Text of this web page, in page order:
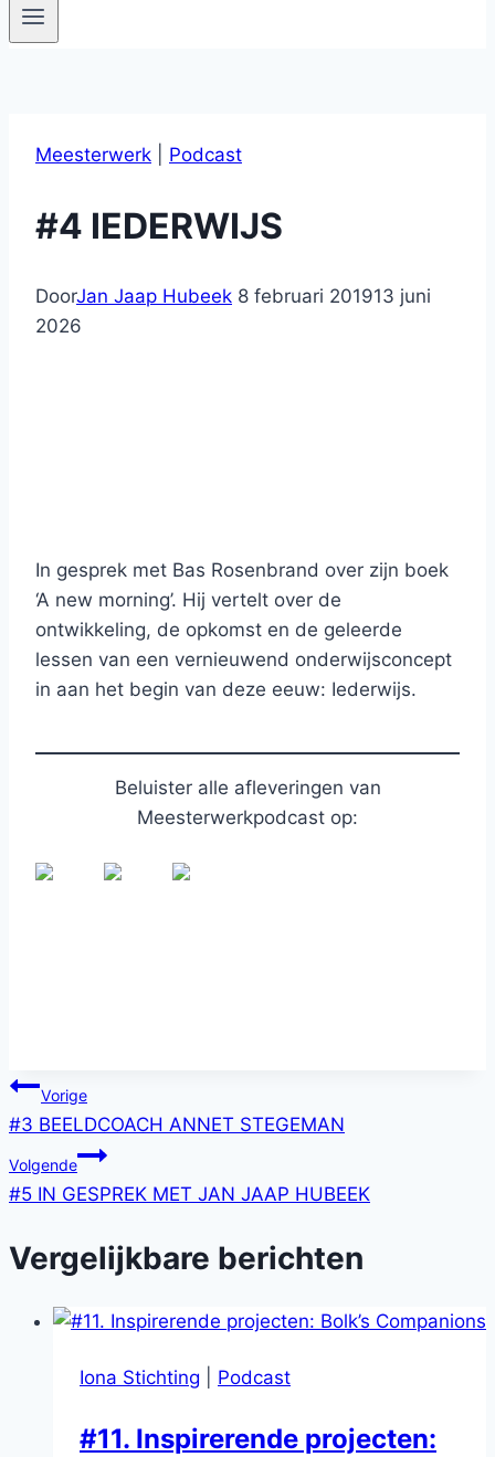
Meesterwerk Podcast
#4 IEDERWIJS
DoorJan Jaap Hubeek 8 februari 201913 juni
2026
In gesprek met Bas Rosenbrand over zijn boek
‘A new morning’. Hij vertelt over de
ontwikkeling, de opkomst en de geleerde
lessen van een vernieuwend onderwijsconcept
in aan het begin van deze eeuw: Iederwijs.
Beluister alle afleveringen van
Meesterwerkpodcast op:
Bericht
navigatie
Vorige
#3 BEELDCOACH ANNET STEGEMAN
Volgende
#5 IN GESPREK MET JAN JAAP HUBEEK
Vergelijkbare berichten
Iona Stichting Podcast
#11. Inspirerende projecten: